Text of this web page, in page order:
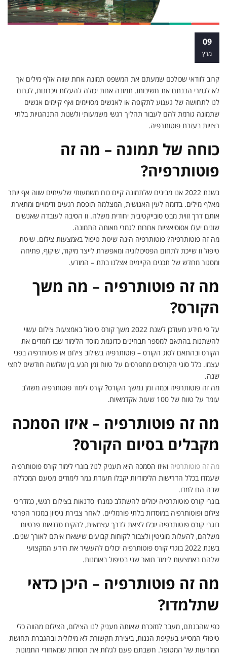
09
מרץ
קרוב לוודאי שכולכם שמעתם את המשפט תמונה אחת שווה אלף מילים אך
לא לגמרי הבנתם את חשיבותו. תמונה אחת יכולה להעלות זיכרונות, לגרום
לנו לתחושה של געגוע לתקופה או לאנשים מסויימים ואף קיימים אנשים
שתמונה גורמת להם לעבור תהליך רגשי משמעותי ולשנות התנהגויות בלתי
רצויות בעזרת פוטותרפיה.
כוחה של תמונה – מה זה
פוטותרפיה?
בשנת 2022 אנו מבינים שלתמונה קיים כוח משמעותי שלעיתים שווה אף יותר
מאלף מילים. בדומה לעין האנושית, המצלמה תופסת רגעים ודימויים ומתארת
אותם דרך זווית מבט סובייקטיבית יחודית משלה. זו הסיבה לעובדה שאנשים
שונים יעלו אסוסיאציות אחרות לגמרי מאותה התמונה.
מה זה פוטותרפיה? פוטותרפיה הינה שיטת טיפול באמצעות צילום. שיטת
טיפול זו שייכת לתחום הפסיכולוגיה ומאפשרת לייצר מיקוד, שיקוף, פתיחה
ומסגור מחדש של תכנים הקיימים אצלנו בתת – המודע.
מה זה פוטותרפיה – מה משך
הקורס?
על פי מידע מעודכן לשנת 2022 משך קורס טיפול באמצעות צילום עשוי
להשתנות בהתאם למספר תבחינים כדוגמת מוסד הלימוד שבו לומדים את
הקורס ובהתאם לסוג הקורס – פוטותרפיה בשילוב צילום או פוטותרפיה בפני
עצמו. כלל סוגי הקורסים מתפרסים על טווח זמן הנע בין שלושה חודשים לחצי
שנה.
מה זה פוטותרפיה וכמה זמן נמשך הקורס? קורס לימוד פוטותרפיה משולב
עומד על טווח של 100 שעות אקדמאיות.
מה זה פוטותרפיה – איזו הסמכה
מקבלים בסיום הקורס?
מה זה פוטותרפיה ואיזו הסמכה היא תעניק לנו? בוגרי לימוד קורס פוטותרפיה
שעמדו בכלל הדרישות הלימודיות יקבלו תעודת גמר לימודים מטעם המכללה
שבה הם למדו.
בוגרי קורס פוטותרפיה יכולים להשתלב כמנחי סדנאות בצילום רגשי, כמדריכי
צילום ופוטותרפיה במוסדות בלתי פורמליים. לאחר צבירת ניסיון במגזר הפרטי
בוגרי קורס פוטותרפיה יוכלו לצאת לדרך עצמאית, להקים סדנאות פרטיות
משלהם, להעלות מוניטין ולצבור לקוחות קבועים שישארו איתם לאורך שנים.
בשנת 2022 בוגרי קורס פוטותרפיה יכולים להעשיר את הידע המקצועי
שלהם באמצעות לימוד תואר שני בטיפול באומנות.
מה זה פוטותרפיה – היכן כדאי
שתלמדו?
כפי שהבנתם, מעבר למזכרת שאותה מעניק לנו הצילום, הצילום מהווה כלי
טיפולי המסייע בעקיפת הגנות, ביצירת תקשורת לא מילולית ובהגברת תחושת
המודעות של המטופל. חשבתם פעם לגלות את הסודות שמאחורי התמונות